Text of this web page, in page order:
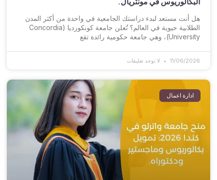
هل أنت مستعد لبدء دراستك الجامعية في واحدة من أكثر المدن
الطلابية حيوية في العالم؟ تُعلن جامعة كونكورديا (Concordia
University)، وهي جامعة حكومية رائدة تقع
11/06/2026 لا توجد تعليقات
ادارة اعمال